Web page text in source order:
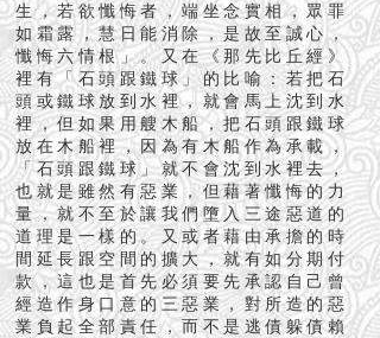
生，若欲懺悔者，端坐念實相，眾罪
如霜露，慧日能消除，是故至誠心，
懺悔六情根」。又在《那先比丘經》
裡有「石頭跟鐵球」的比喻：若把石
頭或鐵球放到水裡，就會馬上沈到水
裡，但如果用艘木船，把石頭跟鐵球
放在木船裡，因為有木船作為承載，
「石頭跟鐵球」就不會沈到水裡去，
也就是雖然有惡業，但藉著懺悔的力
量，就不至於讓我們墮入三途惡道的
道理是一樣的。又或者藉由承擔的時
間延長跟空間的擴大，就有如分期付
款，這也是首先必須要先承認自己曾
經造作身口意的三惡業，對所造的惡
業負起全部責任，而不是逃債躲債賴